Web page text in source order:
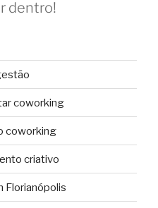
dentro!
coworking
coworking
criativo
Florianópolis